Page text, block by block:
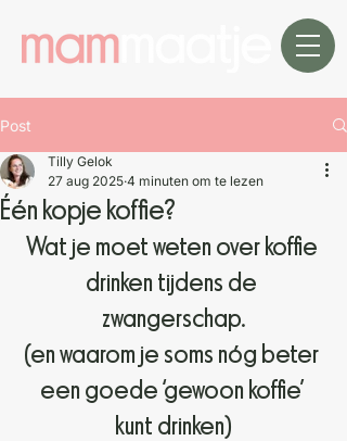
Post
Één kopje koffie?
Tilly Gelok
27 aug 2025 4 minuten om te lezen
Wat je moet weten over koffie
drinken tijdens de
zwangerschap.
(en waarom je soms nóg beter
een goede ‘gewoon koffie’
kunt drinken)